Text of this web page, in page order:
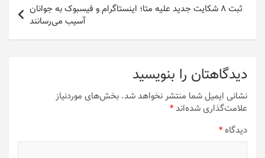
ثبت 8 شکایت جدید علیه متا؛ اینستاگرام و فیسبوک به جوانان
آسیب می‌رسانند
دیدگاهتان را بنویسید
نشانی ایمیل شما منتشر نخواهد شد. بخش‌های موردنیاز
علامت‌گذاری شده‌اند*
دیدگاه*